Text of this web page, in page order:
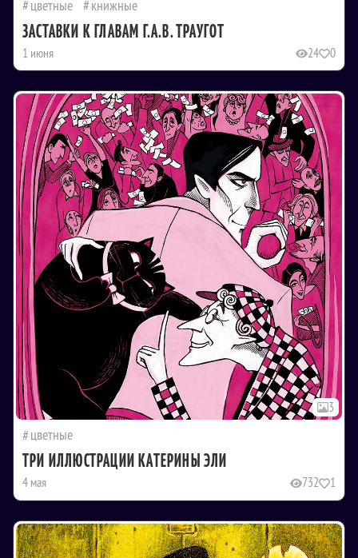
цветные книжные
ЗАСТАВКИ К ГЛАВАМ Г.А.В. ТРАУГОТ
1 июня 24 0
3
цветные
ТРИ ИЛЛЮСТРАЦИИ КАТЕРИНЫ ЭЛИ
4 мая 732 1